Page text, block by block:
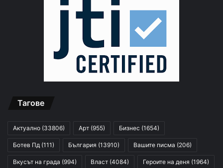
Тагове
Актуално (33806) Арт (955) Бизнес (1654)
Ботев Пд (111) България (13910) Вашите писма (206)
Вкусът на града (994) Власт (4084) Героите на деня (1964)